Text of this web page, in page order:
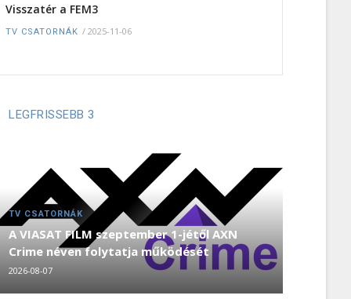
Visszatér a FEM3
TV CSATORNÁK / 2025-11-06
LEGFRISSEBB 3
TV CSATORNÁK
A VIASAT FILM szeptember 1-jétől AXN
Crime néven folytatja működését
2026-08-07